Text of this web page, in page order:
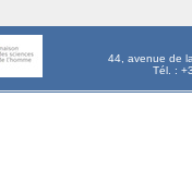
44, avenue de
Tél. :